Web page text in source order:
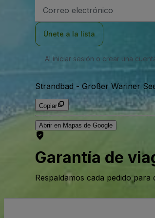
de
Únete a la lista
Al iniciar sesión o crear una
Strandbad - Großer Wariner
Copiar
Abrir en Mapas de Google
Garantía de
Respaldamos cada pedido